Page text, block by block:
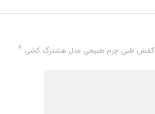
کفش طبی چرم طبیعی مدل هشترگ کشی